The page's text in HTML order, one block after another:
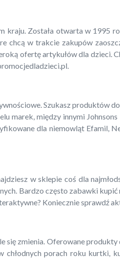
kraju. Została otwarta w 1995
w trakcie zakupów
ofertę artykułów dla dzieci.
Szukasz produktów
marek, między innymi
dla niemowląt Efamil,
w sklepie coś dla
Bardzo często zabawki
Koniecznie sprawdź
zmienia. Oferowane produkty
porach roku kurtki,